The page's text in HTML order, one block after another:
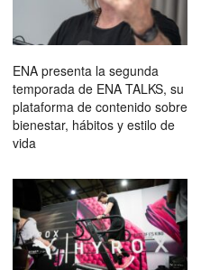
ENA presenta la segunda
temporada de ENA TALKS, su
plataforma de contenido sobre
bienestar, hábitos y estilo de
vida